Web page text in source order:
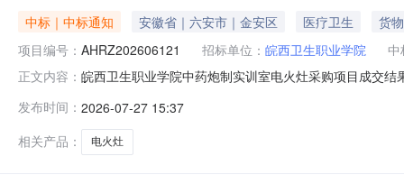
中标｜中标通知 安徽省｜六安市｜金安区 医疗卫生
货物
项目编号： AHRZ202606121 招标单位： 皖西卫生职业学院
中
正文内容： 皖西卫生职业学院中药炮制实训室电火灶采购项目成交
日。五、其他补充事宜无六、凡对本次公告内容提出询
33756532.采购代理机
发布时间： 2026-07-27 15:37
相关产品：
电火灶